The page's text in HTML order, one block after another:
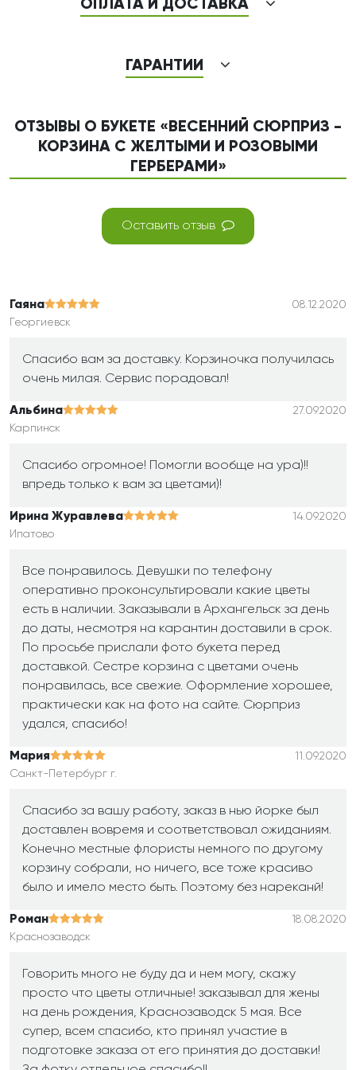
ОПЛАТА И ДОСТАВКА
ГАРАНТИИ
ОТЗЫВЫ О БУКЕТЕ «ВЕСЕННИЙ СЮРПРИЗ -
КОРЗИНА С ЖЕЛТЫМИ И РОЗОВЫМИ
ГЕРБЕРАМИ»
Оставить отзыв
Гаяна
08.12.2020
Георгиевск
Спасибо вам за доставку. Корзиночка получилась
очень милая. Сервис порадовал!
Альбина
27.09.2020
Карпинск
Спасибо огромное! Помогли вообще на ура)!!
впредь только к вам за цветами)!
Ирина Журавлева
14.09.2020
Ипатово
Все понравилось. Девушки по телефону
оперативно проконсультировали какие цветы
есть в наличии. Заказывали в Архангельск за день
до даты, несмотря на карантин доставили в срок.
По просьбе прислали фото букета перед
доставкой. Сестре корзина с цветами очень
понравилась, все свежие. Оформление хорошее,
практически как на фото на сайте. Сюрприз
удался, спасибо!
Мария
11.09.2020
Санкт-Петербург г.
Спасибо за вашу работу, заказ в нью йорке был
доставлен вовремя и соответствовал ожиданиям.
Конечно местные флористы немного по другому
корзину собрали, но ничего, все тоже красиво
было и имело место быть. Поэтому без нареканй!
Роман
18.08.2020
Краснозаводск
Говорить много не буду да и нем могу, скажу
просто что цветы отличные! заказывал для жены
на день рождения, Краснозаводск 5 мая. Все
супер, всем спасибо, кто принял участие в
подготовке заказа от его принятия до доставки!